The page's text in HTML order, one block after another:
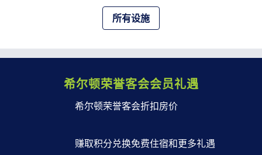
所有设施
希尔顿荣誉客会会员礼遇
希尔顿荣誉客会折扣房价
赚取积分兑换免费住宿和更多礼遇